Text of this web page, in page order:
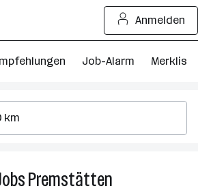
Anmelden
Job-Alarm Merkliste
Premstätten